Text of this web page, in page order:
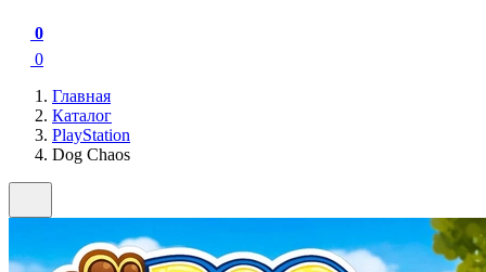
0
0
Главная
Каталог
PlayStation
Dog Chaos